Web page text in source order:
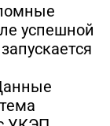
успешной